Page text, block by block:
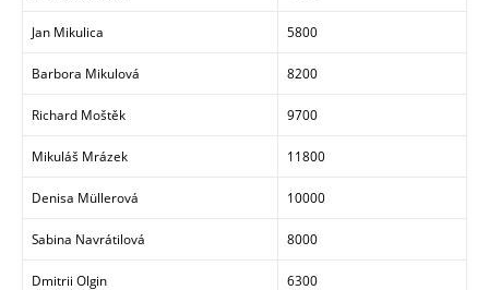
Jan Mikulica 5800
Barbora Mikulová 8200
Richard Moštěk 9700
Mikuláš Mrázek 11800
Denisa Müllerová 10000
Sabina Navrátilová 8000
Dmitrii Olgin 6300